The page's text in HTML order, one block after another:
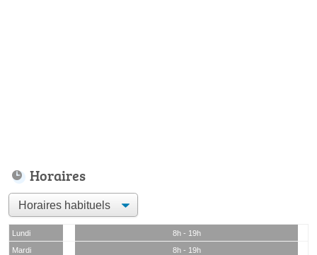
Horaires
Lundi
8h - 19h
Mardi
8h - 19h